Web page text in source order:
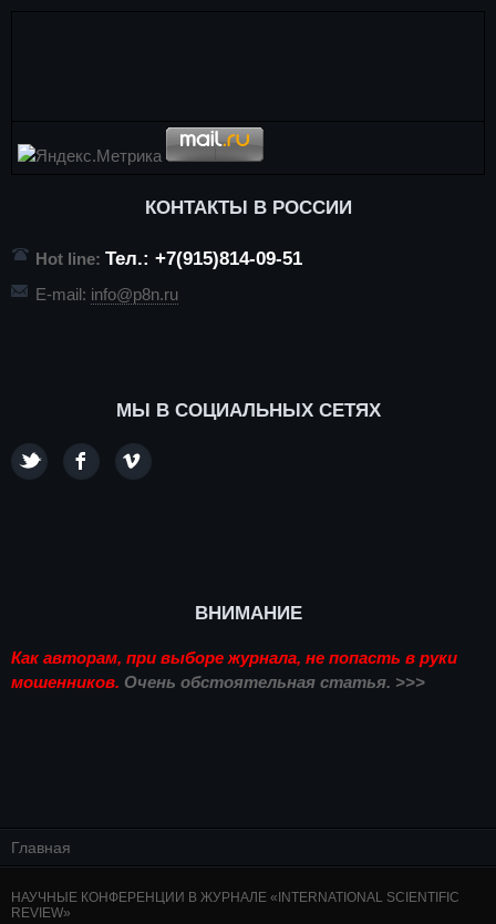
КОНТАКТЫ В РОССИИ
Hot line: Тел.: +7(915)814-09-51
E-mail: info@p8n.ru
МЫ В СОЦИАЛЬНЫХ СЕТЯХ
ВНИМАНИЕ
Как авторам, при выборе журнала, не попасть в руки
мошенников. Очень обстоятельная статья. >>>
Главная
НАУЧНЫЕ КОНФЕРЕНЦИИ В ЖУРНАЛЕ «INTERNATIONAL SCIENTIFIC
REVIEW»